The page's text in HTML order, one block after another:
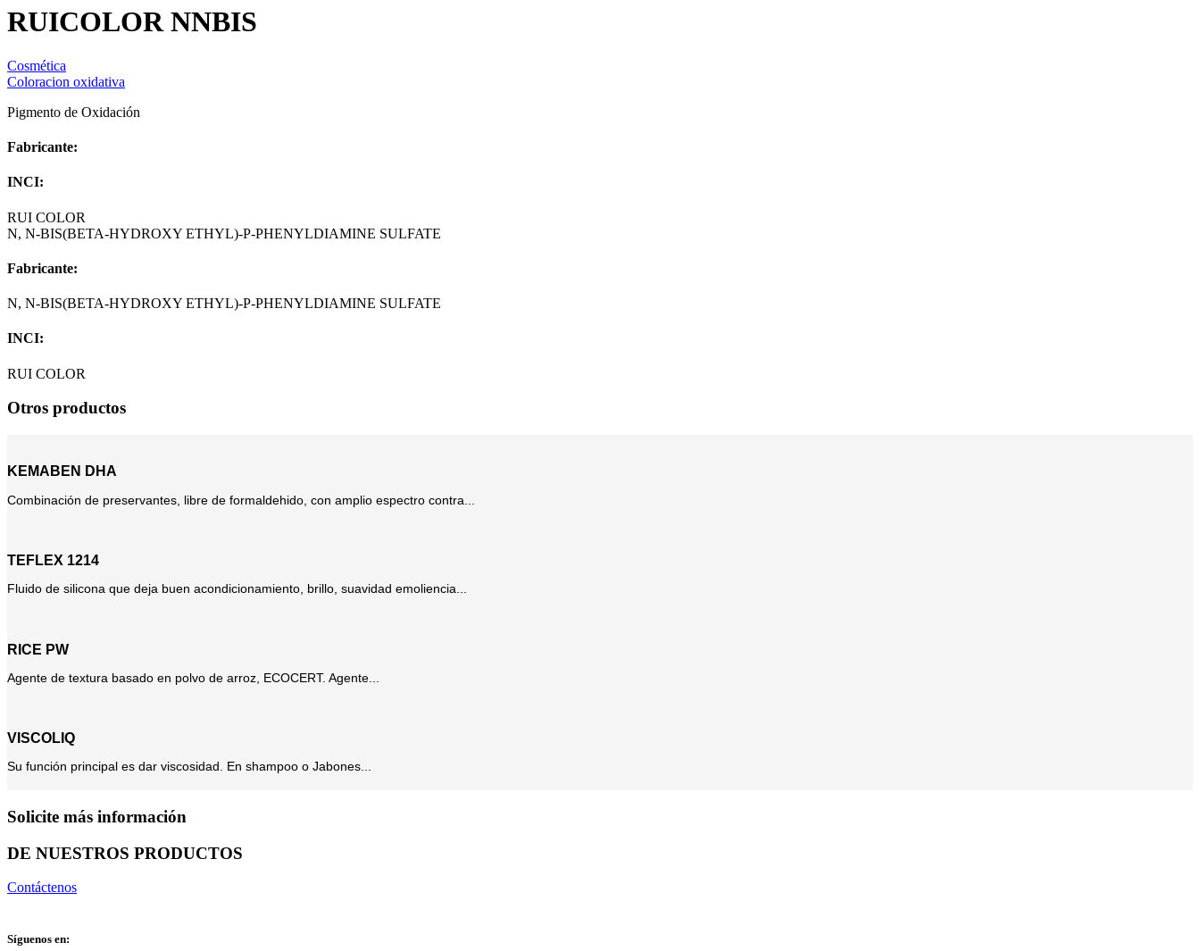
RUICOLOR NNBIS
Cosmética
Coloracion oxidativa
Pigmento de Oxidación
Fabricante:
INCI:
RUI COLOR
N, N-BIS(BETA-HYDROXY ETHYL)-P-PHENYLDIAMINE SULFATE
Fabricante:
N, N-BIS(BETA-HYDROXY ETHYL)-P-PHENYLDIAMINE SULFATE
INCI:
RUI COLOR
Otros productos
KEMABEN DHA
Combinación de preservantes, libre de formaldehido, con amplio espectro contra...
TEFLEX 1214
Fluido de silicona que deja buen acondicionamiento, brillo, suavidad emoliencia...
RICE PW
Agente de textura basado en polvo de arroz, ECOCERT. Agente...
VISCOLIQ
Su función principal es dar viscosidad. En shampoo o Jabones...
Solicite más información
DE NUESTROS PRODUCTOS
Contáctenos
Síguenos en: